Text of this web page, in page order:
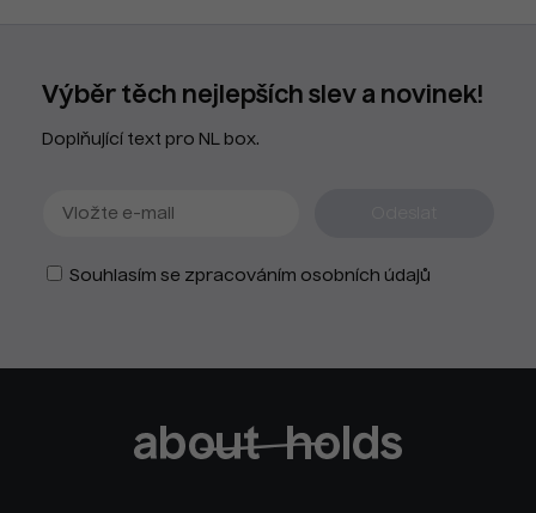
Výběr těch nejlepších slev a novinek!
Doplňující text pro NL box.
Souhlasím se zpracováním osobních údajů